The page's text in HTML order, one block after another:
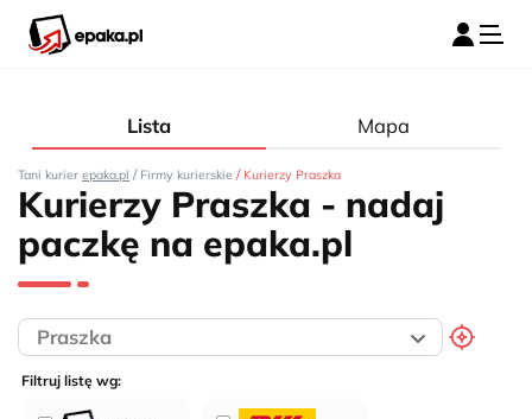
Lista Mapa
Tani kurier epaka.pl / Firmy kurierskie / Kurierzy Praszka
Kurierzy Praszka - nadaj
paczkę na epaka.pl
Filtruj listę wg: